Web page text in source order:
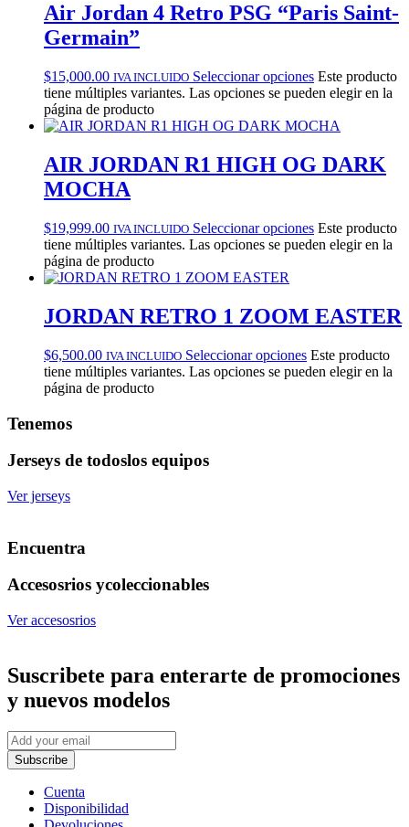
Air Jordan 4 Retro PSG “Paris Saint-
Germain”
$15,000.00 IVA INCLUIDO Seleccionar opciones Este producto
tiene múltiples variantes. Las opciones se pueden elegir en la
página de producto
AIR JORDAN R1 HIGH OG DARK
MOCHA
$19,999.00 IVA INCLUIDO Seleccionar opciones Este producto
tiene múltiples variantes. Las opciones se pueden elegir en la
página de producto
JORDAN RETRO 1 ZOOM EASTER
$6,500.00 IVA INCLUIDO Seleccionar opciones Este producto
tiene múltiples variantes. Las opciones se pueden elegir en la
página de producto
Tenemos
Jerseys de todoslos equipos
Ver jerseys
Encuentra
Accesosrios ycoleccionables
Ver accesosrios
Suscribete para enterarte de promociones
y nuevos modelos
Subscribe
Cuenta
Disponibilidad